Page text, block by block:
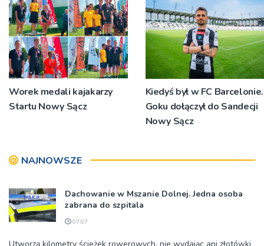
Worek medali kajakarzy
Startu Nowy Sącz
Kiedyś był w FC Barcelonie.
Goku dołączył do Sandecji
Nowy Sącz
NAJNOWSZE
Dachowanie w Mszanie Dolnej. Jedna osoba
zabrana do szpitala
07:07